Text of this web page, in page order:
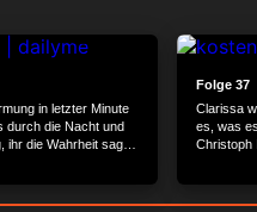
in letzter Minute
durch die Nacht und
die Wahrheit sagen
Folge 37
Clarissa
es, was
Christoph